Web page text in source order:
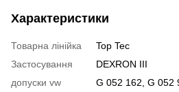
Характеристики
Товарна лінійка
Top Tec
Застосування
DEXRON III
допуски vw
G 052 162, G 052